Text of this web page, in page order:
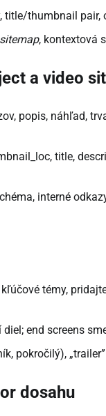
title/thumbnail pair,
, kontextová
a video
popis, náhľad,
title,
interné
témy,
end screens
pokročilý),
dosahu